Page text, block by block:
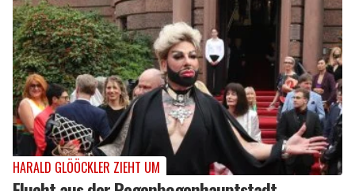
HARALD GLÖÖCKLER ZIEHT UM